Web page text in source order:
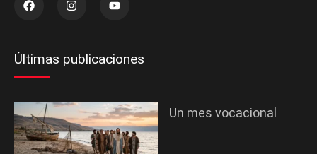
Últimas publicaciones
Un mes vocacional